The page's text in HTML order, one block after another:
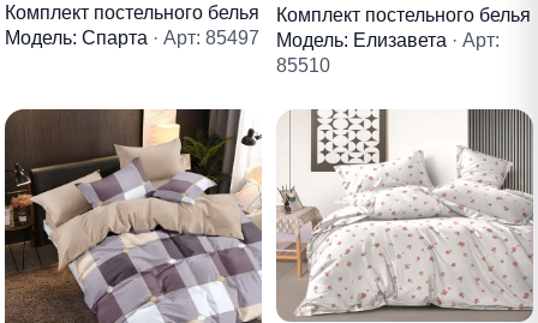
Комплект постельного белья
Модель: Спарта · Арт: 85497
Комплект постельного белья
Модель: Елизавета · Арт:
85510